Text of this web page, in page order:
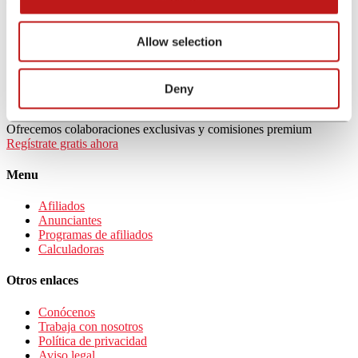
Allow selection
Deny
Canales permitidos: display, comparador, emailing, contenido
Restricciones: SEM, tráfico incentivado, tráfico de robots,
webs de contenido pornográfico o erótico, apuestas, juegos de
Ofrecemos colaboraciones exclusivas y comisiones premium
Regístrate gratis ahora
Menu
Afiliados
Anunciantes
Programas de afiliados
Calculadoras
Otros enlaces
Conócenos
Trabaja con nosotros
Política de privacidad
Aviso legal